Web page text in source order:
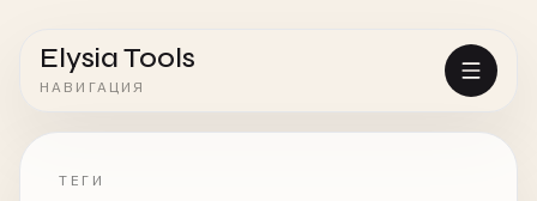
Elysia Tools
НАВИГАЦИЯ
ТЕГИ